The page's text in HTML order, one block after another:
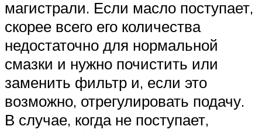
магистрали. Если масло поступает,
скорее всего его количества
недостаточно для нормальной
смазки и нужно почистить или
заменить фильтр и, если это
возможно, отрегулировать подачу.
В случае, когда не поступает,